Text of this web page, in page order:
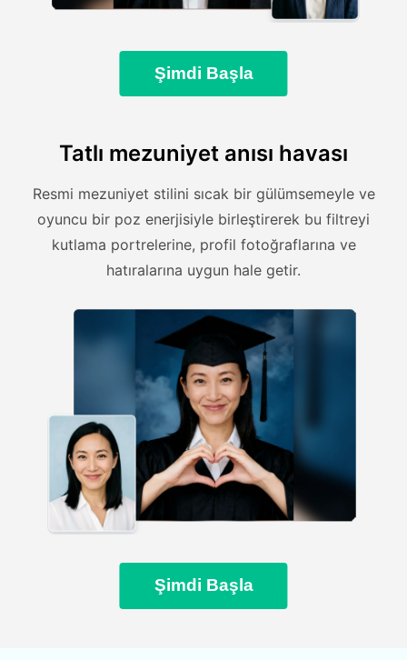
Şimdi Başla
Tatlı mezuniyet anısı havası
Resmi mezuniyet stilini sıcak bir gülümsemeyle ve
oyuncu bir poz enerjisiyle birleştirerek bu filtreyi
kutlama portrelerine, profil fotoğraflarına ve
hatıralarına uygun hale getir.
Şimdi Başla